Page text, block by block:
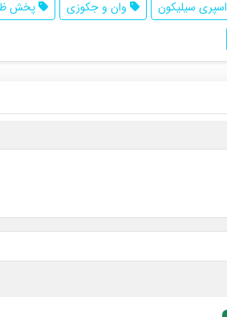
اسپری سیلیکون وان و جکوزی
پخش